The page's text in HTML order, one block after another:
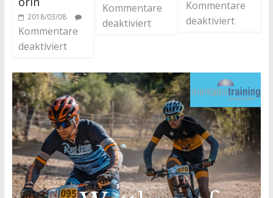
2018/03/08
Kommentare
deaktiviert
Kommentare
deaktiviert
Kommentare
deaktiviert